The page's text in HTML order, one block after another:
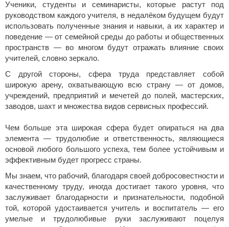
Ученики, студенты и семинаристы, которые растут под
руководством каждого учителя, в недалёком будущем будут
использовать полученные знания и навыки, а их характер и
поведение — от семейной среды до работы и общественных
пространств — во многом будут отражать влияние своих
учителей, словно зеркало.
С другой стороны, сфера труда представляет собой
широкую арену, охватывающую всю страну — от домов,
учреждений, предприятий и мечетей до полей, мастерских,
заводов, шахт и множества видов сервисных профессий.
Чем больше эта широкая сфера будет опираться на два
элемента — трудолюбие и ответственность, являющиеся
основой любого большого успеха, тем более устойчивым и
эффективным будет прогресс страны.
Мы знаем, что рабочий, благодаря своей добросовестности и
качественному труду, иногда достигает такого уровня, что
заслуживает благодарности и признательности, подобной
той, которой удостаивается учитель и воспитатель — его
умелые и трудолюбивые руки заслуживают поцелуя